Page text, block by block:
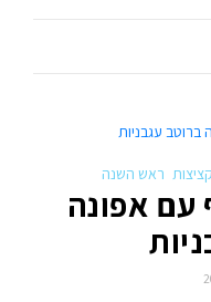
קציצות ראש השנה
עם אפונה